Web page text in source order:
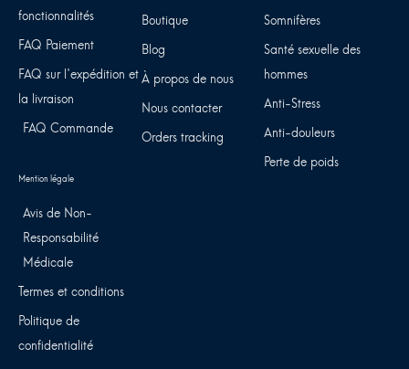
fonctionnalités
FAQ Paiement
FAQ sur l'expédition et
la livraison
FAQ Commande
Boutique
Blog
À propos de nous
Nous contacter
Orders tracking
Somnifères
Santé sexuelle des
hommes
Anti-Stress
Anti-douleurs
Perte de poids
Avis de Non-
Responsabilité
Médicale
Termes et conditions
Politique de
confidentialité